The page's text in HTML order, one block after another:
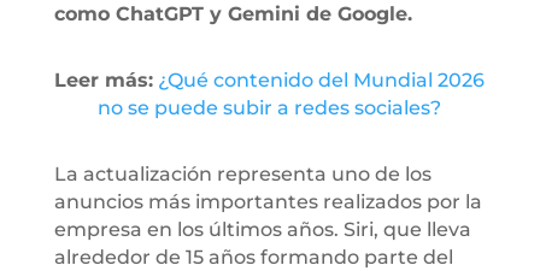
como ChatGPT y Gemini de Google.
Leer más: ¿Qué contenido del Mundial 2026
no se puede subir a redes sociales?
La actualización representa uno de los
anuncios más importantes realizados por la
empresa en los últimos años. Siri, que lleva
alrededor de 15 años formando parte del